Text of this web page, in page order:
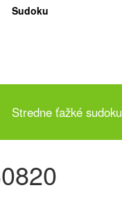
Sudoku
Stredne ťažké sudoku